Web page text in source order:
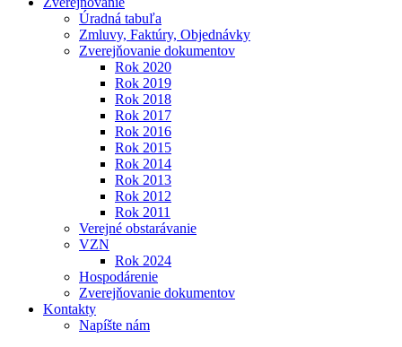
Úradná tabuľa
Zmluvy, Faktúry, Objednávky
Zverejňovanie dokumentov
Rok 2020
Rok 2019
Rok 2018
Rok 2017
Rok 2016
Rok 2015
Rok 2014
Rok 2013
Rok 2012
Rok 2011
Verejné obstarávanie
VZN
Rok 2024
Hospodárenie
Zverejňovanie dokumentov
Kontakty
Napíšte nám